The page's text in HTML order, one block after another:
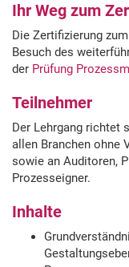
Ihr Weg zum
Die Zertifizierung zum
Besuch des
der Prüfung
Teilnehmer
Der Lehrgang richtet
allen Branchen ohne
sowie an Auditoren,
Prozesseigner.
Inhalte